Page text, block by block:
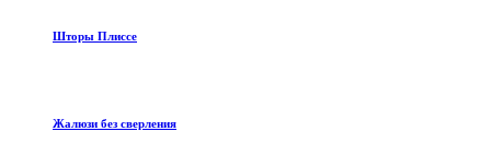
Шторы Плиссе
Жалюзи без сверления